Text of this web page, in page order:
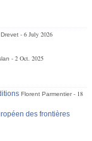
6 July 2026
2 Oct. 2025
Florent Parmentier
18
des frontières